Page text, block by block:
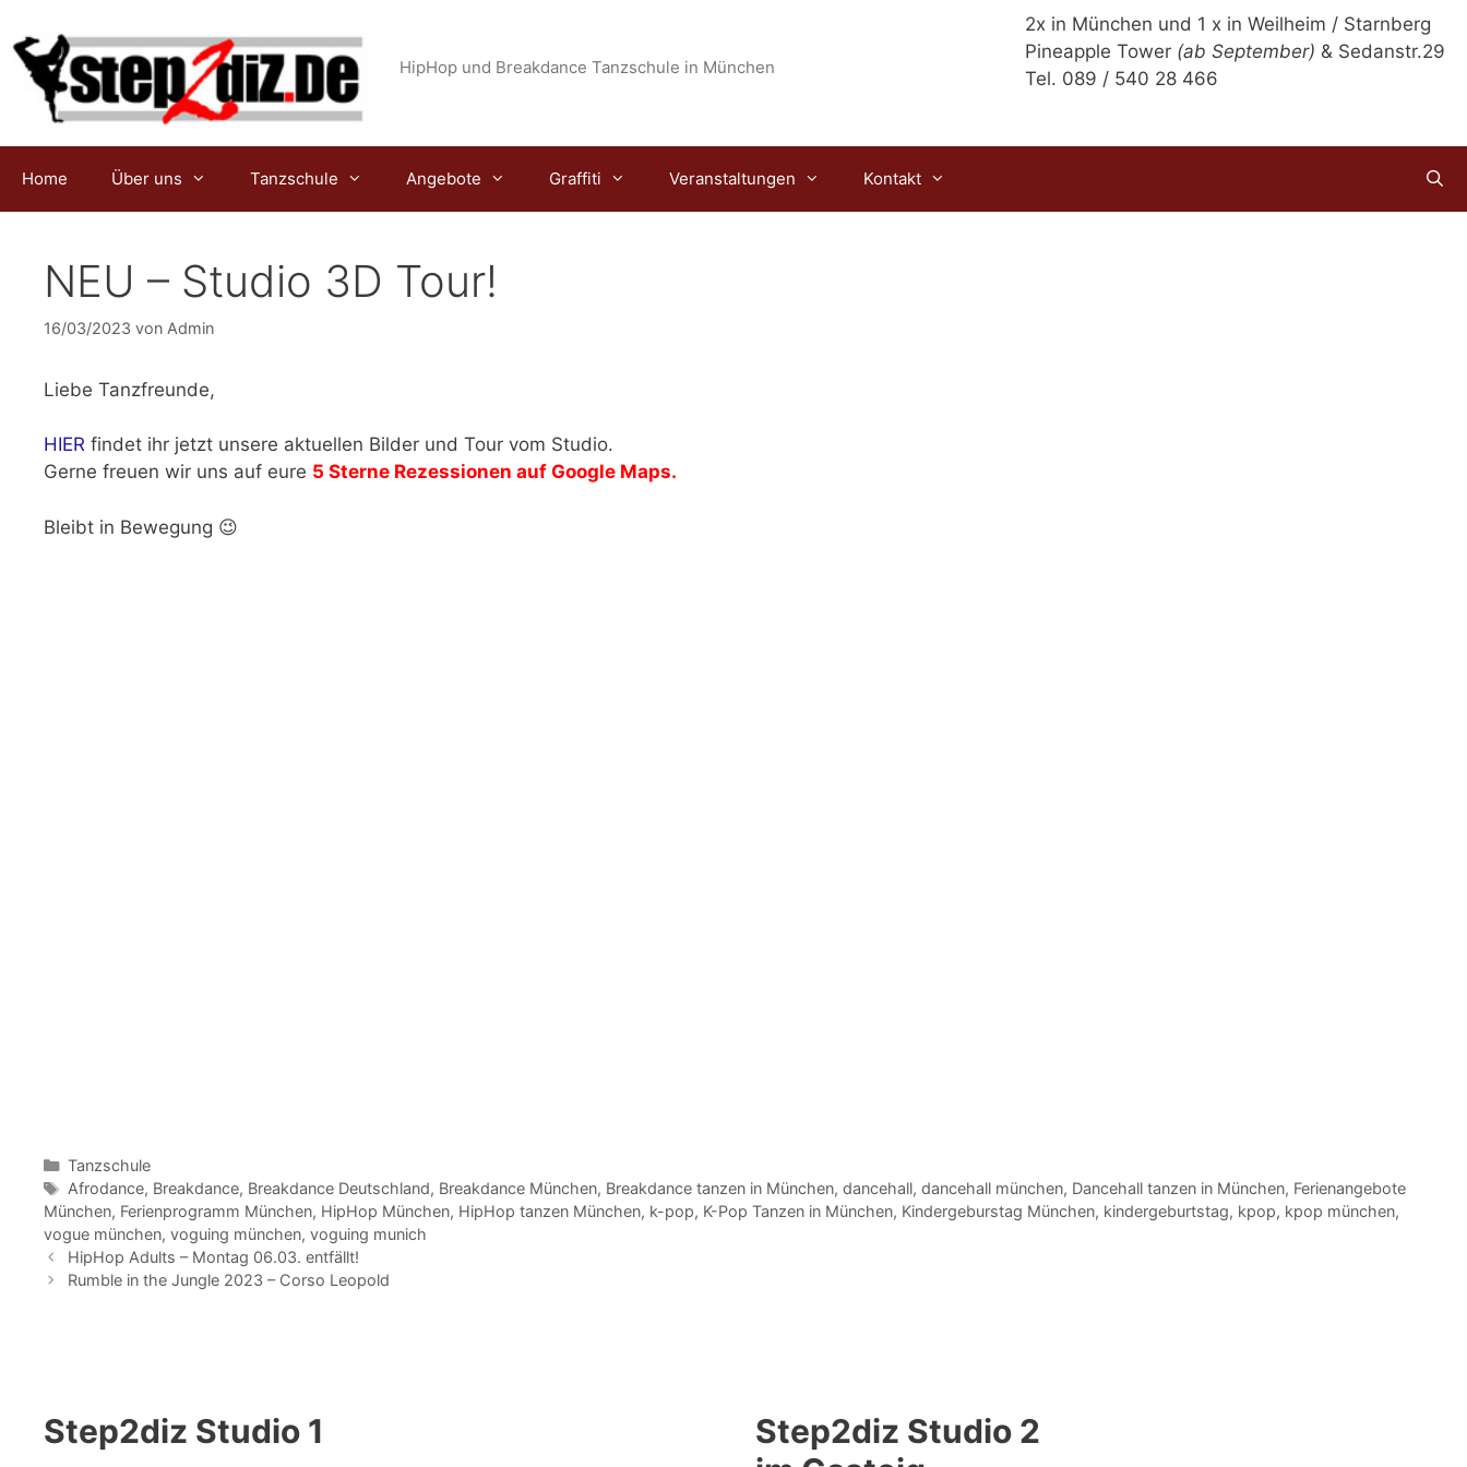
Inhalt
springen
2x in München und 1 x in Weilheim / Starnberg
Pineapple Tower (ab September) & Sedanstr.29
Tel. 089 / 540 28 466
HipHop und Breakdance Tanzschule in München
Home Über uns Tanzschule Angebote Graffiti Veranstaltungen Kontakt
NEU – Studio 3D Tour!
16/03/2023 von Admin
Liebe Tanzfreunde,
HIER findet ihr jetzt unsere aktuellen Bilder und Tour vom Studio.
Gerne freuen wir uns auf eure 5 Sterne Rezessionen auf Google Maps.
Bleibt in Bewegung 😉
Kategorien
Tanzschule
Schlagwörter
Afrodance, Breakdance, Breakdance Deutschland, Breakdance München, Breakdance tanzen in München, dancehall, dancehall münchen, Dancehall tanzen in München, Ferienangebote
München, Ferienprogramm München, HipHop München, HipHop tanzen München, k-pop, K-Pop Tanzen in München, Kindergeburstag München, kindergeburtstag, kpop, kpop münchen,
vogue münchen, voguing münchen, voguing munich
HipHop Adults – Montag 06.03. entfällt!
Rumble in the Jungle 2023 – Corso Leopold
Step2diz Studio 1
Step2diz Studio 2